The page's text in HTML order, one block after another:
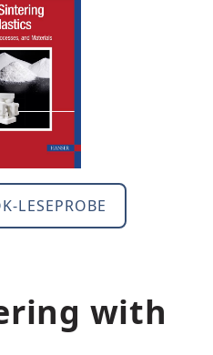
LESEPROBE
with